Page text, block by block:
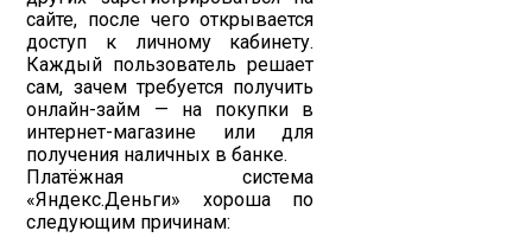
сайте, после чего открывается
доступ к личному кабинету.
Каждый пользователь решает
сам, зачем требуется получить
онлайн-займ — на покупки в
интернет-магазине или для
получения наличных в банке.
Платёжная система
«Яндекс.Деньги» хороша по
следующим причинам: